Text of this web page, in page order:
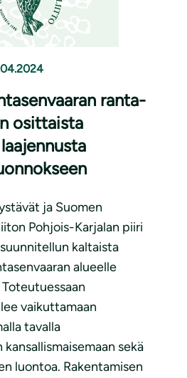
ranta-
osittaista
ja Suomen
Pohjois-Karjalan piiri
kaltaista
alueelle
vaikuttamaan
tavalla
sekä
luontoa. Rakentamisen